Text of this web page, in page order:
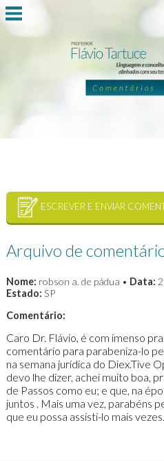
ESCREVER E ENVIAR
Arquivo de
Nome: robson a. de pádua • Data:
Estado: SP
Comentário:
Caro Dr. Flávio, é com imenso
comentário para parabeniza-lo
na semana jurídica do Diex.Tive
devo lhe dizer, achei muito boa,
de Passos como eu; e que, na
juntos . Mais uma vez, parabéns
que eu possa assisti-lo mais